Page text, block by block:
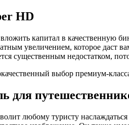
HD
капитал в качественную
увеличением, которое даст
существенным недостатком,
выбор премиум-
для
любому туристу